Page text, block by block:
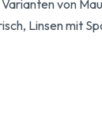
von
Linsen mit